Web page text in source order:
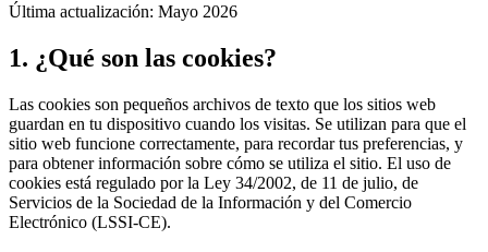
Última actualización: Mayo 2026
1. ¿Qué son las cookies?
Las cookies son pequeños archivos de texto que los sitios web
guardan en tu dispositivo cuando los visitas. Se utilizan para que el
sitio web funcione correctamente, para recordar tus preferencias, y
para obtener información sobre cómo se utiliza el sitio. El uso de
cookies está regulado por la Ley 34/2002, de 11 de julio, de
Servicios de la Sociedad de la Información y del Comercio
Electrónico (LSSI-CE).